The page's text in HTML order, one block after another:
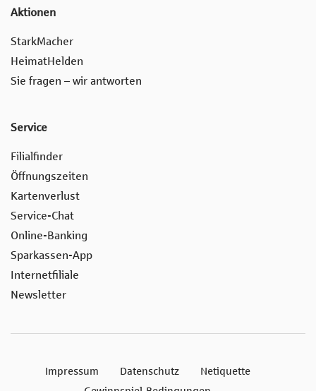
Aktionen
StarkMacher
HeimatHelden
Sie fragen – wir antworten
Service
Filialfinder
Öffnungszeiten
Kartenverlust
Service-Chat
Online-Banking
Sparkassen-App
Internetfiliale
Newsletter
Impressum Datenschutz
Netiquette